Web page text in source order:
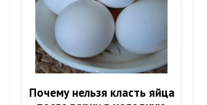
Почему нельзя класть яйца